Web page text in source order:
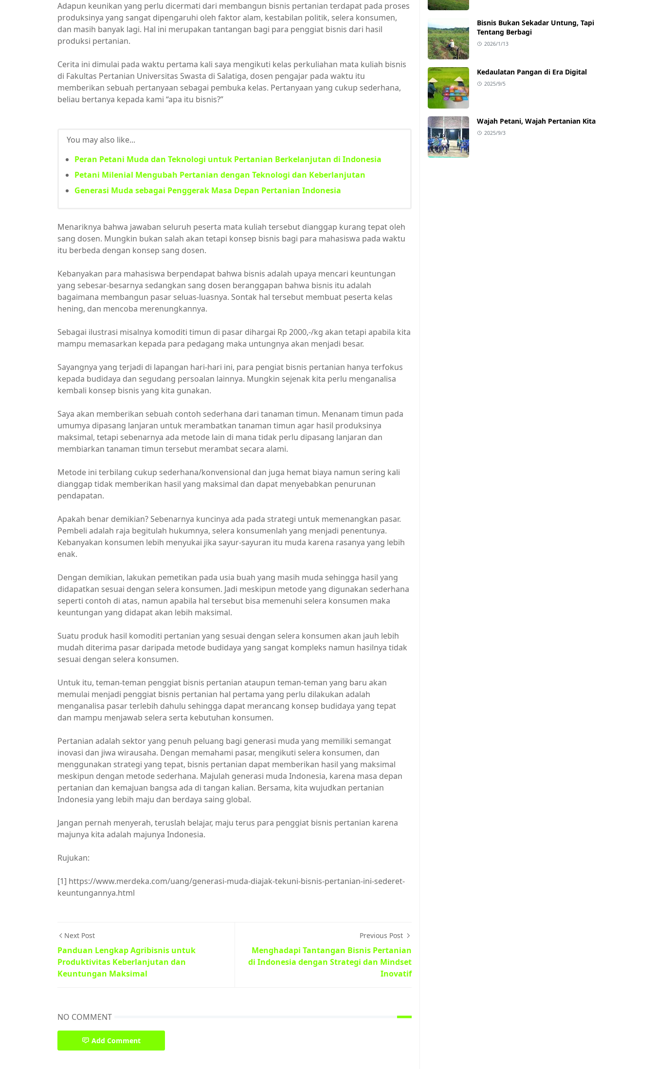
Adapun keunikan yang perlu dicermati dari membangun bisnis pertanian terdapat pada proses
produksinya yang sangat dipengaruhi oleh faktor alam, kestabilan politik, selera konsumen,
dan masih banyak lagi. Hal ini merupakan tantangan bagi para penggiat bisnis dari hasil
produksi pertanian.
Cerita ini dimulai pada waktu pertama kali saya mengikuti kelas perkuliahan mata kuliah bisnis
di Fakultas Pertanian Universitas Swasta di Salatiga, dosen pengajar pada waktu itu
memberikan sebuah pertanyaan sebagai pembuka kelas. Pertanyaan yang cukup sederhana,
beliau bertanya kepada kami “apa itu bisnis?”
You may also like...
Peran Petani Muda dan Teknologi untuk Pertanian Berkelanjutan di Indonesia
Petani Milenial Mengubah Pertanian dengan Teknologi dan Keberlanjutan
Generasi Muda sebagai Penggerak Masa Depan Pertanian Indonesia
Menariknya bahwa jawaban seluruh peserta mata kuliah tersebut dianggap kurang tepat oleh
sang dosen. Mungkin bukan salah akan tetapi konsep bisnis bagi para mahasiswa pada waktu
itu berbeda dengan konsep sang dosen.
Kebanyakan para mahasiswa berpendapat bahwa bisnis adalah upaya mencari keuntungan
yang sebesar-besarnya sedangkan sang dosen beranggapan bahwa bisnis itu adalah
bagaimana membangun pasar seluas-luasnya. Sontak hal tersebut membuat peserta kelas
hening, dan mencoba merenungkannya.
Sebagai ilustrasi misalnya komoditi timun di pasar dihargai Rp 2000,-/kg akan tetapi apabila kita
mampu memasarkan kepada para pedagang maka untungnya akan menjadi besar.
Sayangnya yang terjadi di lapangan hari-hari ini, para pengiat bisnis pertanian hanya terfokus
kepada budidaya dan segudang persoalan lainnya. Mungkin sejenak kita perlu menganalisa
kembali konsep bisnis yang kita gunakan.
Saya akan memberikan sebuah contoh sederhana dari tanaman timun. Menanam timun pada
umumya dipasang lanjaran untuk merambatkan tanaman timun agar hasil produksinya
maksimal, tetapi sebenarnya ada metode lain di mana tidak perlu dipasang lanjaran dan
membiarkan tanaman timun tersebut merambat secara alami.
Metode ini terbilang cukup sederhana/konvensional dan juga hemat biaya namun sering kali
dianggap tidak memberikan hasil yang maksimal dan dapat menyebabkan penurunan
pendapatan.
Apakah benar demikian? Sebenarnya kuncinya ada pada strategi untuk memenangkan pasar.
Pembeli adalah raja begitulah hukumnya, selera konsumenlah yang menjadi penentunya.
Kebanyakan konsumen lebih menyukai jika sayur-sayuran itu muda karena rasanya yang lebih
enak.
Dengan demikian, lakukan pemetikan pada usia buah yang masih muda sehingga hasil yang
didapatkan sesuai dengan selera konsumen. Jadi meskipun metode yang digunakan sederhana
seperti contoh di atas, namun apabila hal tersebut bisa memenuhi selera konsumen maka
keuntungan yang didapat akan lebih maksimal.
Suatu produk hasil komoditi pertanian yang sesuai dengan selera konsumen akan jauh lebih
mudah diterima pasar daripada metode budidaya yang sangat kompleks namun hasilnya tidak
sesuai dengan selera konsumen.
Untuk itu, teman-teman penggiat bisnis pertanian ataupun teman-teman yang baru akan
memulai menjadi penggiat bisnis pertanian hal pertama yang perlu dilakukan adalah
menganalisa pasar terlebih dahulu sehingga dapat merancang konsep budidaya yang tepat
dan mampu menjawab selera serta kebutuhan konsumen.
Pertanian adalah sektor yang penuh peluang bagi generasi muda yang memiliki semangat
inovasi dan jiwa wirausaha. Dengan memahami pasar, mengikuti selera konsumen, dan
menggunakan strategi yang tepat, bisnis pertanian dapat memberikan hasil yang maksimal
meskipun dengan metode sederhana. Majulah generasi muda Indonesia, karena masa depan
pertanian dan kemajuan bangsa ada di tangan kalian. Bersama, kita wujudkan pertanian
Indonesia yang lebih maju dan berdaya saing global.
Jangan pernah menyerah, teruslah belajar, maju terus para penggiat bisnis pertanian karena
majunya kita adalah majunya Indonesia.
Rujukan:
[1] https://www.merdeka.com/uang/generasi-muda-diajak-tekuni-bisnis-pertanian-ini-sederet-
keuntungannya.html
Next Post
Panduan Lengkap Agribisnis untuk
Produktivitas Keberlanjutan dan
Keuntungan Maksimal
Previous Post
Menghadapi Tantangan Bisnis Pertanian
di Indonesia dengan Strategi dan Mindset
Inovatif
NO COMMENT
Add Comment
Bisnis Bukan Sekadar Untung, Tapi
Tentang Berbagi
2026/1/13
Kedaulatan Pangan di Era Digital
2025/9/5
Wajah Petani, Wajah Pertanian Kita
2025/9/3